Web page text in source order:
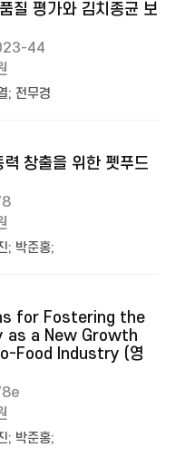
질 평가와 김치종균 보
44
; 전무경
창출을 위한 펫푸드
; 박준홍;
for Fostering the
as a New Growth
Food Industry (영
; 박준홍;